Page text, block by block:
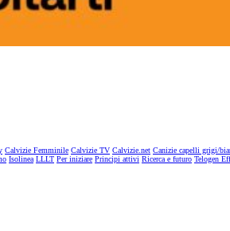
Calvizie Femminile Calvizie TV Calvizie.net Canizie capelli grigi/
Isolinea LLLT Per iniziare Principi attivi Ricerca e futuro Telogen